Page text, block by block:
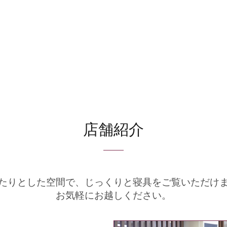
店舗紹介
りとした空間で、
じっくりと寝具をご覧いただけ
お気軽にお越しください。